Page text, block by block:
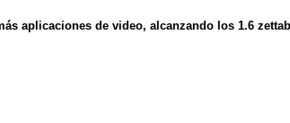
aplicaciones de video, alcanzando los 1.6